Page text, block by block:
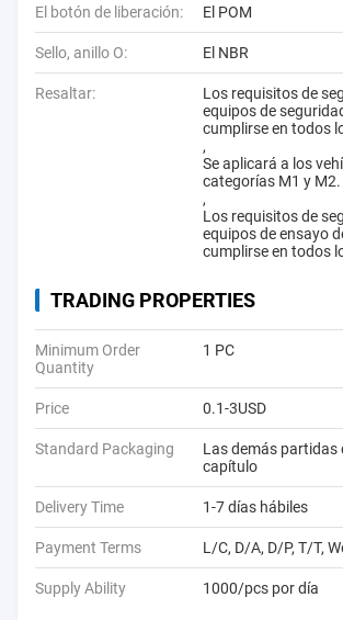
El botón de liberación: El POM
Sello, anillo O: El NBR
Resaltar:
Los requisitos de
equipos de
cumplirse en todos
,
Se aplicará a los
categorías M1 y M2.
,
Los requisitos de
equipos de ensayo
cumplirse en todos
TRADING PROPERTIES
Minimum Order
Quantity
1 PC
Price 0.1-3USD
Standard Packaging
Las demás partidas
capítulo
Delivery Time 1-7 días hábiles
Payment Terms L/C, D/A, D/P, T/T,
Supply Ability 1000/pcs por día